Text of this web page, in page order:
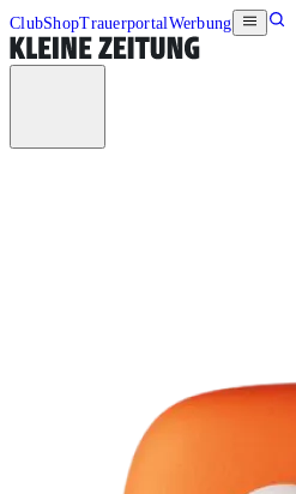
ClubShopTrauerportalWerbung